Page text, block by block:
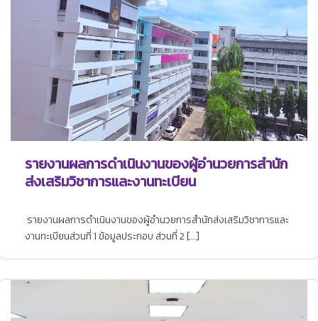
รายงานผลการดำเนินงานของผู้อำนวยการสำนัก
ส่งเสริมวิชาการและงานทะเบียน
รายงานผลการดำเนินงานของผู้อำนวยการสำนักส่งเสริมวิชาการและ
งานทะเบียนส่วนที่ 1 ข้อมูลประกอบ ส่วนที่ 2 […]